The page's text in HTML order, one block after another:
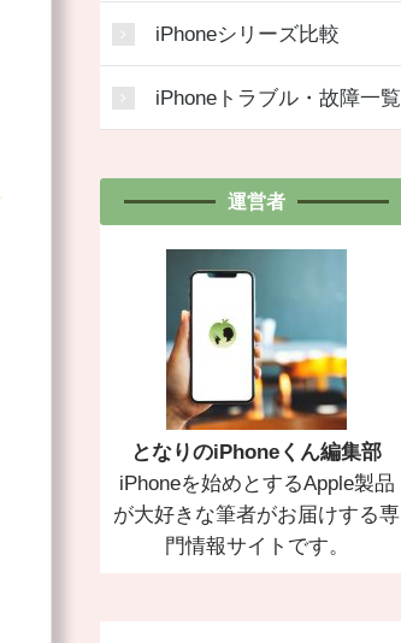
iPhoneシリーズ比較
iPhoneトラブル・故障一覧
運営者
となりのiPhoneくん編集部
iPhoneを始めとするApple製品
が大好きな筆者がお届けする専
門情報サイトです。